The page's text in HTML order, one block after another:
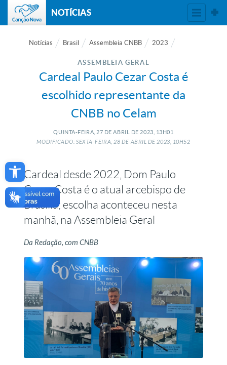
Open toolbar
NOTÍCIAS
Notícias Brasil Assembleia CNBB 2023
ASSEMBLEIA GERAL
Cardeal Paulo Cezar Costa é
escolhido representante da
CNBB no Celam
QUINTA-FEIRA, 27 DE ABRIL DE 2023, 13H01
MODIFICADO: SEXTA-FEIRA, 28 DE ABRIL DE2023, 10H52
Cardeal desde 2022, Dom Paulo
Cezar Costa é o atual arcebispo de
Brasília; escolha aconteceu nesta
manhã, na Assembleia Geral
Da Redação, com CNBB